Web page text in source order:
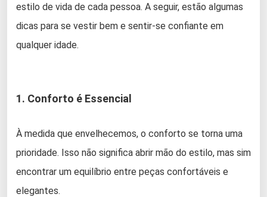
estilo de vida de cada pessoa. A seguir, estão algumas
dicas para se vestir bem e sentir-se confiante em
qualquer idade.
1. Conforto é Essencial
À medida que envelhecemos, o conforto se torna uma
prioridade. Isso não significa abrir mão do estilo, mas sim
encontrar um equilíbrio entre peças confortáveis e
elegantes.